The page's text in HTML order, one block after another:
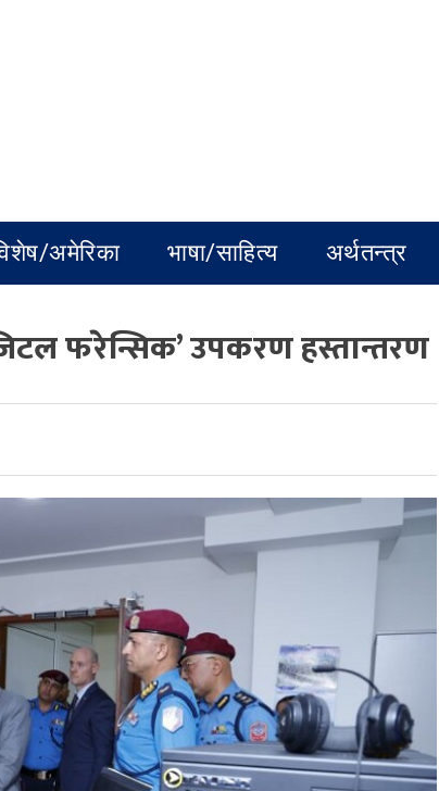
अमेरिका भाषा/साहित्य अर्थतन्त्र
फरेन्सिक’ उपकरण हस्तान्तरण